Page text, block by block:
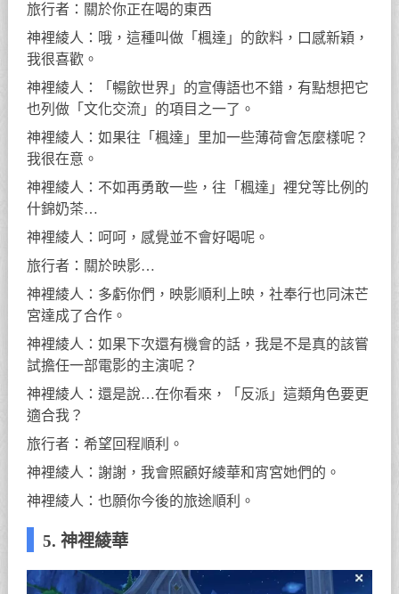
旅行者：關於你正在喝的東西
神裡綾人：哦，這種叫做「楓達」的飲料，口感新穎，
我很喜歡。
神裡綾人：「暢飲世界」的宣傳語也不錯，有點想把它
也列做「文化交流」的項目之一了。
神裡綾人：如果往「楓達」里加一些薄荷會怎麼樣呢？
我很在意。
神裡綾人：不如再勇敢一些，往「楓達」裡兌等比例的
什錦奶茶…
神裡綾人：呵呵，感覺並不會好喝呢。
旅行者：關於映影…
神裡綾人：多虧你們，映影順利上映，社奉行也同沫芒
宮達成了合作。
神裡綾人：如果下次還有機會的話，我是不是真的該嘗
試擔任一部電影的主演呢？
神裡綾人：還是說…在你看來，「反派」這類角色要更
適合我？
旅行者：希望回程順利。
神裡綾人：謝謝，我會照顧好綾華和宵宮她們的。
神裡綾人：也願你今後的旅途順利。
5. 神裡綾華